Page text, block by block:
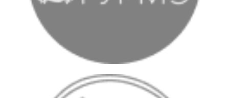
Оставьте заявку, мы вам перезвоним
и расскажем детально про наше
предложение